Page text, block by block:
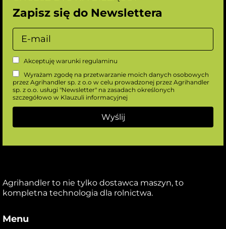
Zapisz się do Newslettera
Akceptuję warunki regulaminu
Wyrażam zgodę na przetwarzanie moich danych osobowych
przez Agrihandler sp. z o.o w celu prowadzonej przez Agrihandler
sp. z o.o. usługi "Newsletter" na zasadach określonych
szczegółowo w Klauzuli informacyjnej
Agrihandler to nie tylko dostawca maszyn, to
kompletna technologia dla rolnictwa.
Menu